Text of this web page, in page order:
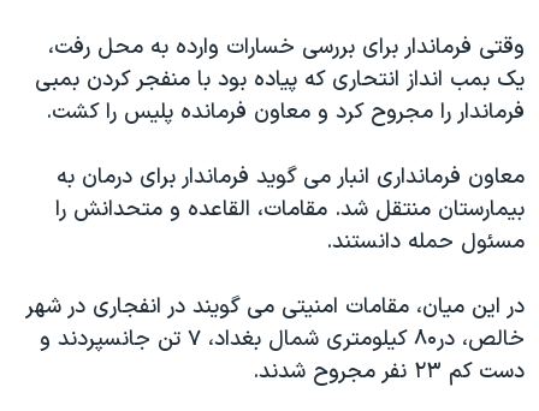
علم و فناوری
اسرائیل در جنگ
آرشیو پخش زنده
رمز مهسا
ورزش زنان در ایران
مجموعه مستندهای دادخواهی
تریبونال مردمی آبان ۹۸
چهل سال گروگان‌گیری
قانون شفافیت دارائی کادر رهبری ایران
زبانهای مختلف
وقتی فرماندار برای بررسی خسارات وارده به محل رفت،
یک بمب انداز انتحاری که پیاده بود با منفجر کردن بمبی
فرماندار را مجروح کرد و معاون فرمانده پلیس را کشت.
معاون فرمانداری انبار می گوید فرماندار برای درمان به
بیمارستان منتقل شد. مقامات، القاعده و متحدانش را
مسئول حمله دانستند.
در این میان، مقامات امنیتی می گویند در انفجاری در شهر
خالص، در۸۰ کیلومتری شمال بغداد، ۷ تن جانسپردند و
دست کم ۲۳ نفر مجروح شدند.